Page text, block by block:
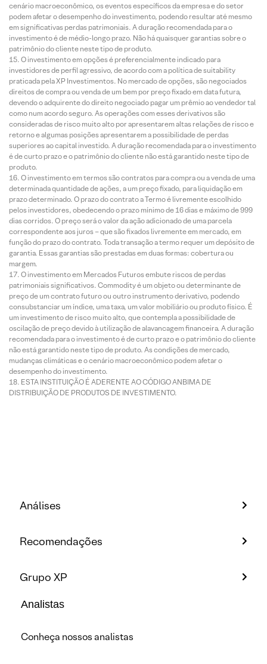
cenário macroeconômico, os eventos específicos da empresa e do setor
podem afetar o desempenho do investimento, podendo resultar até mesmo
em significativas perdas patrimoniais. A duração recomendada para o
investimento é de médio-longo prazo. Não há quaisquer garantias sobre o
patrimônio do cliente neste tipo de produto.
O investimento em opções é preferencialmente indicado para
investidores de perfil agressivo, de acordo com a política de suitability
praticada pela XP Investimentos. No mercado de opções, são negociados
direitos de compra ou venda de um bem por preço fixado em data futura,
devendo o adquirente do direito negociado pagar um prêmio ao vendedor tal
como num acordo seguro. As operações com esses derivativos são
consideradas de risco muito alto por apresentarem altas relações de risco e
retorno e algumas posições apresentarem a possibilidade de perdas
superiores ao capital investido. A duração recomendada para o investimento
é de curto prazo e o patrimônio do cliente não está garantido neste tipo de
produto.
O investimento em termos são contratos para compra ou a venda de uma
determinada quantidade de ações, a um preço fixado, para liquidação em
prazo determinado. O prazo do contrato a Termo é livremente escolhido
pelos investidores, obedecendo o prazo mínimo de 16 dias e máximo de 999
dias corridos. O preço será o valor da ação adicionado de uma parcela
correspondente aos juros – que são fixados livremente em mercado, em
função do prazo do contrato. Toda transação a termo requer um depósito de
garantia. Essas garantias são prestadas em duas formas: cobertura ou
margem.
O investimento em Mercados Futuros embute riscos de perdas
patrimoniais significativos. Commodity é um objeto ou determinante de
preço de um contrato futuro ou outro instrumento derivativo, podendo
consubstanciar um índice, uma taxa, um valor mobiliário ou produto físico. É
um investimento de risco muito alto, que contempla a possibilidade de
oscilação de preço devido à utilização de alavancagem financeira. A duração
recomendada para o investimento é de curto prazo e o patrimônio do cliente
não está garantido neste tipo de produto. As condições de mercado,
mudanças climáticas e o cenário macroeconômico podem afetar o
desempenho do investimento.
ESTA INSTITUIÇÃO É ADERENTE AO CÓDIGO ANBIMA DE
DISTRIBUIÇÃO DE PRODUTOS DE INVESTIMENTO.
Análises
Recomendações
Grupo XP
Analistas
Conheça nossos analistas